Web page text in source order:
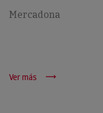
Mercadona
Ver más